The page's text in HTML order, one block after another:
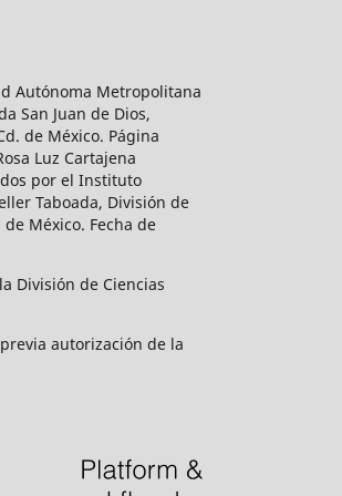
Autónoma Metropolitana
San Juan de Dios,
de México. Página
Luz Cartajena
por el Instituto
Taboada, División de
México. Fecha de
División de Ciencias
autorización de la